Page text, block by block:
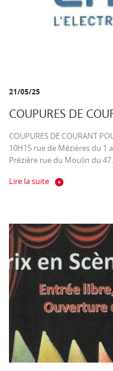
21/05/25
COUPURES DE
COUPURES DE COURANT
10H15 rue de Mézières du 1
Prézière rue du Moulin du
Lire la suite